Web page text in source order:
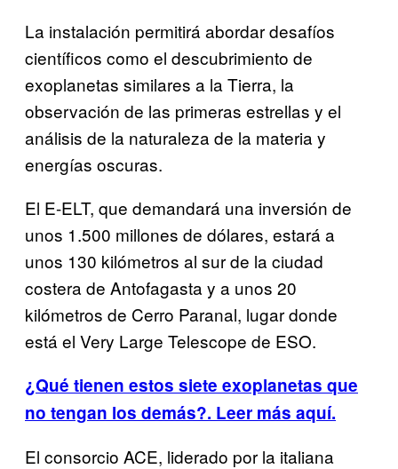
La instalación permitirá abordar desafíos
científicos como el descubrimiento de
exoplanetas similares a la Tierra, la
observación de las primeras estrellas y el
análisis de la naturaleza de la materia y
energías oscuras.
El E-ELT, que demandará una inversión de
unos 1.500 millones de dólares, estará a
unos 130 kilómetros al sur de la ciudad
costera de Antofagasta y a unos 20
kilómetros de Cerro Paranal, lugar donde
está el Very Large Telescope de ESO.
¿Qué tienen estos siete exoplanetas que
no tengan los demás?. Leer más aquí.
El consorcio ACE, liderado por la italiana